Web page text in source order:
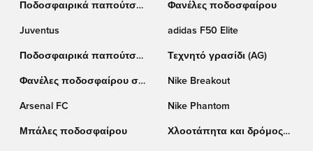
Ποδοσφαιρικά παπούτσια
Φανέλες ποδοσφαίρου
Juventus adidas F50 Elite
Ποδοσφαιρικά παπούτσια
Τεχνητό γρασίδι (AG)
Φανέλες ποδοσφαίρου σε
Nike Breakout
Arsenal FC Nike Phantom
Μπάλες ποδοσφαίρου
Χλοοτάπητα και δρόμος